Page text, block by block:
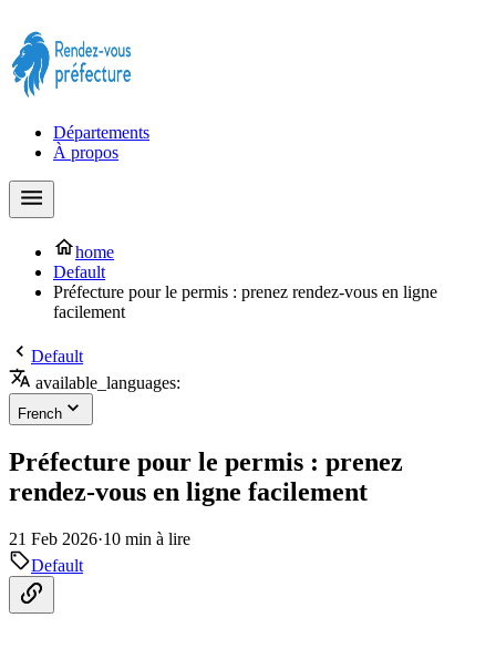
Départements
À propos
home
Default
Préfecture pour le permis : prenez rendez-vous en ligne
facilement
Default
available_languages:
French
Préfecture pour le permis : prenez
rendez-vous en ligne facilement
21 Feb 2026·10 min à lire
Default